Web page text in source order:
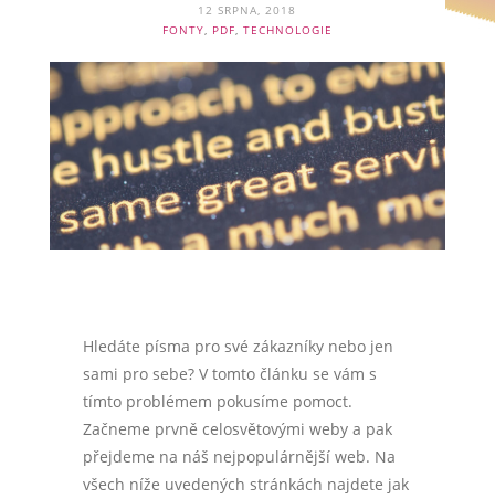
12 SRPNA, 2018
FONTY, PDF, TECHNOLOGIE
Hledáte písma pro své zákazníky nebo jen
sami pro sebe? V tomto článku se vám s
tímto problémem pokusíme pomoct.
Začneme prvně celosvětovými weby a pak
přejdeme na náš nejpopulárnější web. Na
všech níže uvedených stránkách najdete jak